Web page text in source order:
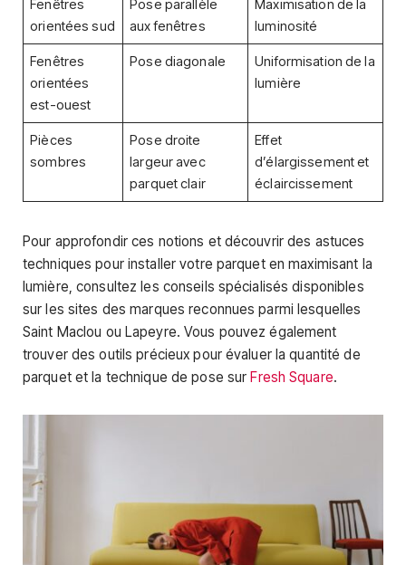
Fenêtres
orientées sud
Pose parallèle
aux fenêtres
Maximisation de la
luminosité
Fenêtres
orientées
est-ouest
Pose diagonale
Uniformisation de la
lumière
Pièces
sombres
Pose droite
largeur avec
parquet clair
Effet
d’élargissement et
éclaircissement
Pour approfondir ces notions et découvrir des astuces
techniques pour installer votre parquet en maximisant la
lumière, consultez les conseils spécialisés disponibles
sur les sites des marques reconnues parmi lesquelles
Saint Maclou ou Lapeyre. Vous pouvez également
trouver des outils précieux pour évaluer la quantité de
parquet et la technique de pose sur Fresh Square.